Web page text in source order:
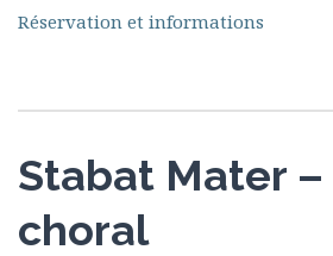
Réservation et informations
Stabat Mater
choral